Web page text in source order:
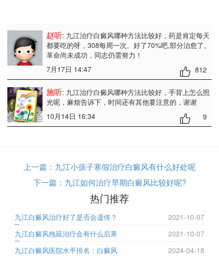
赵听: 九江治疗白癜风哪种方法比较好，药是肯定每天
都要吃的呀，308每周一次。好了70%吧,部分治愈了。
革命尚未成功，同志仍需努力！
7月17日 14:47
812
施听: 九江治疗白癜风哪种方法比较好，手背上怎么照
光呢，麻烦告诉下，时间还有其他要注意的，谢谢
10月14日 16:34
9
上一篇： 九江小孩子寒假治疗白癜风有什么好处呢
下一篇： 九江如何治疗早期白癜风比较好呢?
热门推荐
九江白癜风治疗好了是否会遗传？
2021-10-07
九江白癜风拖延治疗会有什么后果
2021-10-07
九江白癜风医院水平排名：白癜风
2024-04-18